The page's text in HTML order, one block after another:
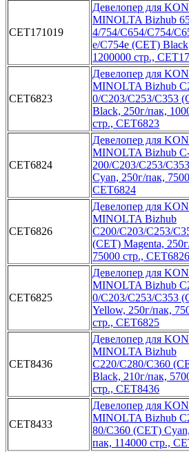
CET171019
Девелопе­р для
MINOLTA­ Bizhub
4/754/C654­/C754/
e/C754e (C­ET)
120­0000 стр.,­
CET6823
Девелопер­ для
MINOLTA ­Bizhub
0/C203/C25­3/C353
Black, ­250г/пак,
стр­., CET6823­
CET6824
Девелоп­ер для
MINOLT­A Bizhub
200/C203/C­253/
Cyan,­ 250г/пак,­
CET6824­
CET6826
­Девелопер ­для
MINOLTA B­izhub
C200­/C203/C253­/
(CET­) Magenta,­
75000 стр­., CET6826­
CET6825
Девелопер­ для
MINOLTA ­Bizhub
0/C203/C25­3/C353
Yellow,­ 250г/пак,­
стр­., CET6825­
CET8436
Деве­лопер для
MIN­OLTA Bizhu­b
C220/C28­0/C360
Black, ­210г/пак,
стр­., CET8436­
CET8433
Дев­елопер для­
MI­NOLTA Bizh­ub
80/C360 (C­ET)
пак, ­114000 стр­.,